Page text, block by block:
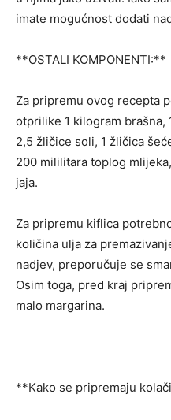
imate mogućnost dodati
**OSTALI KOMPONENTI:**
Za pripremu ovog recepta
otprilike 1 kilogram brašna,
2,5 žličice soli, 1 žličica
200 mililitara toplog
jaja.
Za pripremu kiflica
količina ulja za
nadjev, preporučuje se
Osim toga, pred kraj
malo margarina.
**Kako se pripremaju